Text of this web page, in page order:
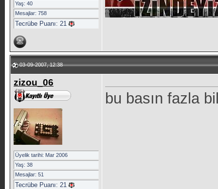
Yaş: 40
Mesajlar: 758
Tecrübe Puanı: 21
03-09-2007, 12:38
zizou_06
Üyelik tarihi: Mar 2006
Yaş: 38
Mesajlar: 51
Tecrübe Puanı: 21
bu basın fazla